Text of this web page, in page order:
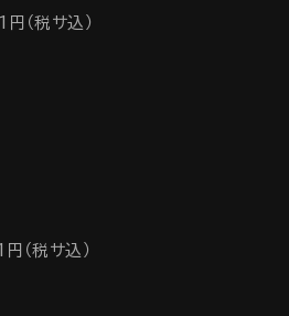
（税サ込）
（税サ込）